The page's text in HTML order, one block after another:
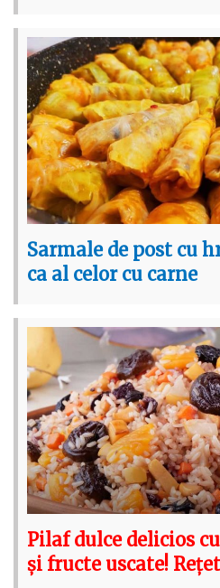
Sarmale de post cu
ca al celor cu carne
Pilaf dulce delicios
și fructe uscate!